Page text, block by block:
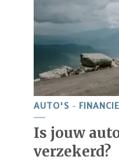
AUTO'S
Is jouw
verzekerd?